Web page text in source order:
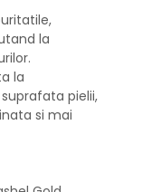
la
la
pielii,
si mai